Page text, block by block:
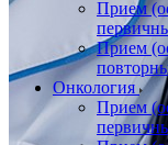
Прием
Прием
Онкология
Прием